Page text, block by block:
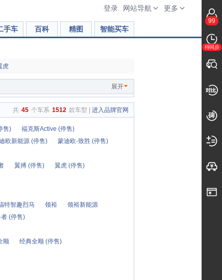
登录 网站导航 更多
手车 百科 精图 智能买车
虎
展开
共 45 个车系 1512 款车型 | 进入品牌官网
售)
福克斯Active (停售)
欧新能源 (停售)
蒙迪欧-致胜 (停售)
翼搏 (停售)
翼虎 (停售)
特智趣烈马 领裕
领裕新能源
(停售)
顺
经典全顺 (停售)
99
待同步